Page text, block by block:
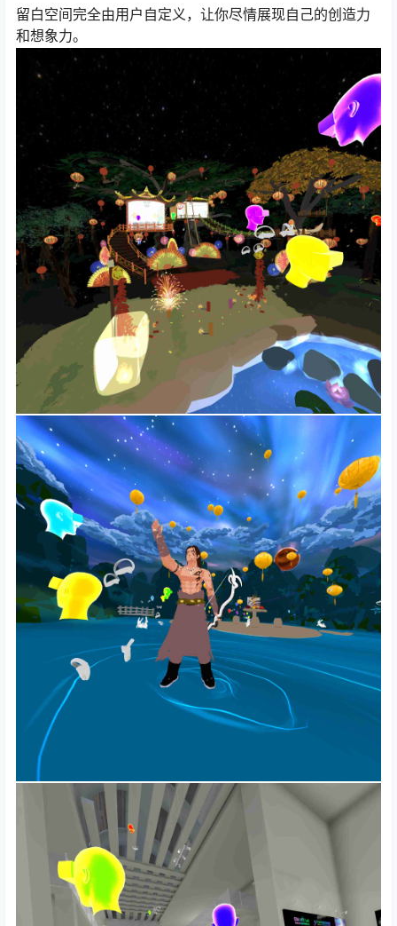
留白空间完全由用户自定义，让你尽情展现自己的创造力
和想象力。